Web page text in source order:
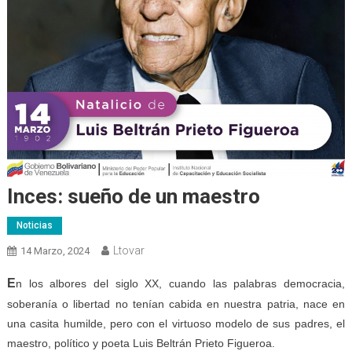
Inces: sueño de un maestro
Noticias
14 Marzo, 2024 Ltovar
En los albores del siglo XX, cuando las palabras democracia,
soberanía o libertad no tenían cabida en nuestra patria, nace en
una casita humilde, pero con el virtuoso modelo de sus padres, el
maestro, político y poeta Luis Beltrán Prieto Figueroa.